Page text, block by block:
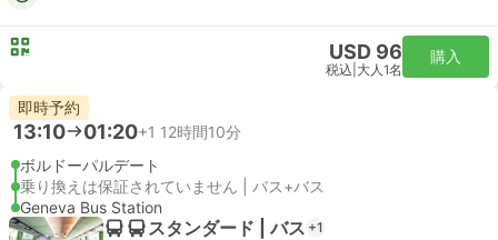
USD 96
税込 大人1名
購入
即時予約
13:10 01:20+1 12時間10分
ボルドーパルデート
乗り換えは保証されていません | バス+バス
Geneva Bus Station
スタンダード | バス +1